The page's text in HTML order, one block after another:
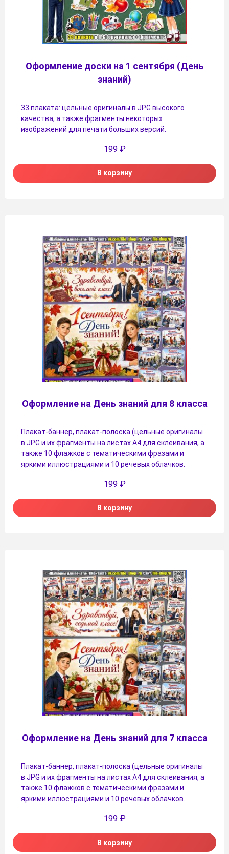
Оформление доски на 1 сентября (День
знаний)
33 плаката: цельные оригиналы в JPG высокого
качества, а также фрагменты некоторых
изображений для печати больших версий.
199 ₽
В корзину
Оформление на День знаний для 8 класса
Плакат-баннер, плакат-полоска (цельные оригиналы
в JPG и их фрагменты на листах A4 для склеивания, а
также 10 флажков с тематическими фразами и
яркими иллюстрациями и 10 речевых облачков.
199 ₽
В корзину
Оформление на День знаний для 7 класса
Плакат-баннер, плакат-полоска (цельные оригиналы
в JPG и их фрагменты на листах A4 для склеивания, а
также 10 флажков с тематическими фразами и
яркими иллюстрациями и 10 речевых облачков.
199 ₽
В корзину